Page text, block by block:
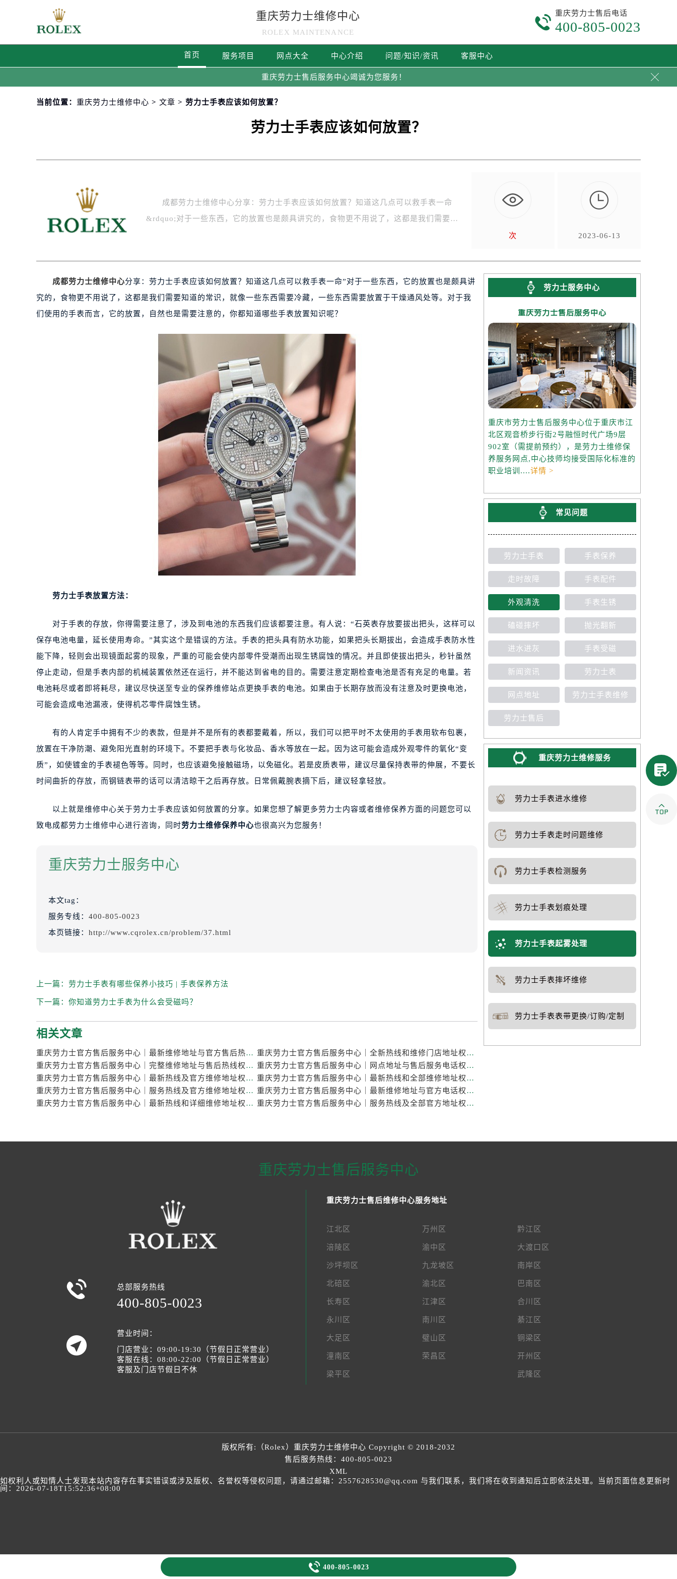
重庆劳力士维修中心
ROLEX MAINTENANCE

重庆劳力士售后电话
400-805-0023
首页 服务项目 网点大全 中心介绍 问题/知识/资讯 客服中心
重庆劳力士售后服务中心竭诚为您服务！ 
当前位置： 重庆劳力士维修中心 > 文章 > 劳力士手表应该如何放置？
劳力士手表应该如何放置？
成都劳力士维修中心分享：劳力士手表应该如何放置？知道这几点可以救手表一命
&rdquo;对于一些东西，它的放置也是颇具讲究的，食物更不用说了，这都是我们需要…
次

2023-06-13
成都劳力士维修中心分享：劳力士手表应该如何放置？知道这几点可以救手表一命”对于一些东西，它的放置也是颇具讲
究的，食物更不用说了，这都是我们需要知道的常识，就像一些东西需要冷藏，一些东西需要放置于干燥通风处等。对于我
们使用的手表而言，它的放置，自然也是需要注意的，你都知道哪些手表放置知识呢？
劳力士手表放置方法：
对于手表的存放，你得需要注意了，涉及到电池的东西我们应该都要注意。有人说：“石英表存放要拔出把头，这样可以
保存电池电量，延长使用寿命。”其实这个是错误的方法。手表的把头具有防水功能，如果把头长期拔出，会造成手表防水性
能下降，轻则会出现镜面起雾的现象，严重的可能会使内部零件受潮而出现生锈腐蚀的情况。并且即使拔出把头，秒针虽然
停止走动，但是手表内部的机械装置依然还在运行，并不能达到省电的目的。需要注意定期检查电池是否有充足的电量。若
电池耗尽或者即将耗尽，建议尽快送至专业的保养维修站点更换手表的电池。如果由于长期存放而没有注意及时更换电池，
可能会造成电池漏液，使得机芯零件腐蚀生锈。
有的人肯定手中拥有不少的表款，但是并不是所有的表都要戴着，所以，我们可以把平时不太使用的手表用软布包裹，
放置在干净防潮、避免阳光直射的环境下。不要把手表与化妆品、香水等放在一起。因为这可能会造成外观零件的氧化“变
质”，如使镀金的手表褪色等等。同时，也应该避免接触磁场，以免磁化。若是皮质表带，建议尽量保持表带的伸展，不要长
时间曲折的存放，而钢链表带的话可以清洁晾干之后再存放。日常佩戴腕表摘下后，建议轻拿轻放。
以上就是维修中心关于劳力士手表应该如何放置的分享。如果您想了解更多劳力士内容或者维修保养方面的问题您可以
致电成都劳力士维修中心进行咨询，同时劳力士维修保养中心也很高兴为您服务！
重庆劳力士服务中心
本文tag：
服务专线： 400-805-0023
本页链接： http://www.cqrolex.cn/problem/37.html
上一篇： 劳力士手表有哪些保养小技巧 | 手表保养方法
下一篇： 你知道劳力士手表为什么会受磁吗？
相关文章
重庆劳力士官方售后服务中心｜最新维修地址与官方售后热线权威信息公示（2026年7月最新）
重庆劳力士官方售后服务中心｜全新热线和维修门店地址权威信息公示（2026年7月最新）
重庆劳力士官方售后服务中心｜完整维修地址与售后热线权威信息公示（2026年7月最新）
重庆劳力士官方售后服务中心｜网点地址与售后服务电话权威信息公示（2026年7月最新）
重庆劳力士官方售后服务中心｜最新热线及官方维修地址权威信息公示（2026年7月最新）
重庆劳力士官方售后服务中心｜最新热线和全部维修地址权威信息公示（2026年7月最新）
重庆劳力士官方售后服务中心｜服务热线及官方维修地址权威信息公示（2026年7月最新）
重庆劳力士官方售后服务中心｜最新维修地址与官方电话权威信息公示（2026年7月最新）
重庆劳力士官方售后服务中心｜最新热线和详细维修地址权威信息公示（2026年7月最新）
重庆劳力士官方售后服务中心｜服务热线及全部官方地址权威信息公示（2026年7月最新）
劳力士服务中心
重庆劳力士售后服务中心
重庆市劳力士售后服务中心位于重庆市江
北区观音桥步行街2号融恒时代广场9层
902室（需提前预约），是劳力士维修保
养服务网点,中心技师均接受国际化标准的
职业培训....详情 >
常见问题
劳力士手表 手表保养
走时故障 手表配件
外观清洗 手表生锈
磕碰摔坏 抛光翻新
进水进灰 手表受磁
新闻资讯 劳力士表
网点地址 劳力士手表维修
劳力士售后
重庆劳力士维修服务
劳力士手表进水维修
劳力士手表走时问题维修
劳力士手表检测服务
劳力士手表划痕处理
劳力士手表起雾处理
劳力士手表摔坏维修
劳力士手表表带更换/订购/定制
重庆劳力士售后服务中心
 总部服务热线
400-805-0023

营业时间：
门店营业：09:00-19:30（节假日正常营业）
客服在线：08:00-22:00（节假日正常营业）
客服及门店节假日不休
重庆劳力士售后维修中心服务地址
江北区 万州区 黔江区
涪陵区 渝中区 大渡口区
沙坪坝区 九龙坡区 南岸区
北碚区 渝北区 巴南区
长寿区 江津区 合川区
永川区 南川区 綦江区
大足区 璧山区 铜梁区
潼南区 荣昌区 开州区
梁平区 武隆区
版权所有:（Rolex） 重庆劳力士维修中心 Copyright © 2018-2032
售后服务热线： 400-805-0023
XML
如权利人或知情人士发现本站内容存在事实错误或涉及版权、名誉权等侵权问题，请通过邮箱：2557628530@qq.com 与我们联系，我们将在收到通知后立即依法处理。当前页面信息更新时
间：2026-07-18T15:52:36+08:00
 400-805-0023

